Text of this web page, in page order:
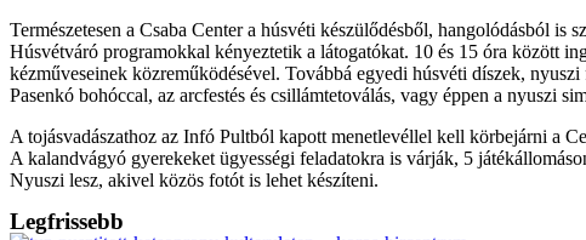
Természetesen a Csaba Center a húsvéti készülődésből, hangolódásból
Húsvétváró programokkal kényeztetik a látogatókat. 10 és 15 óra között
kézműveseinek közreműködésével. Továbbá egyedi húsvéti díszek,
Pasenkó bohóccal, az arcfestés és csillámtetoválás, vagy éppen a nyuszi
A tojásvadászathoz az Infó Pultból kapott menetlevéllel kell körbejárni a
A kalandvágyó gyerekeket ügyességi feladatokra is várják, 5
Nyuszi lesz, akivel közös fotót is lehet készíteni.
Legfrissebb